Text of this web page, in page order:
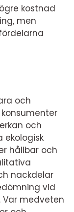
kostnad
men
och
och
ekologisk
hållbar och
nackdelar
vid
Var medveten